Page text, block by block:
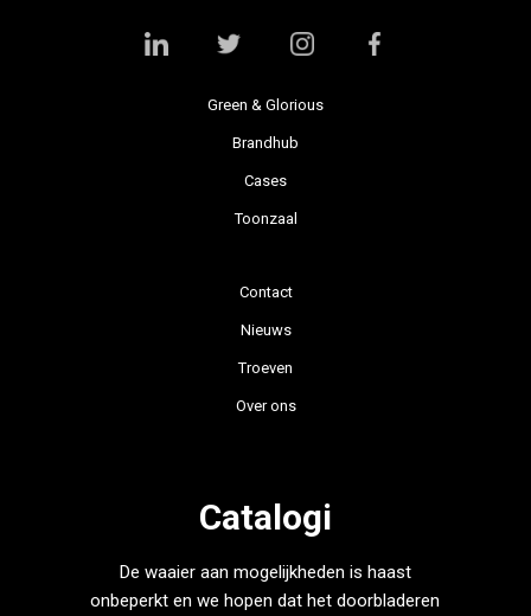
Green & Glorious
Brandhub
Cases
Toonzaal
Contact
Nieuws
Troeven
Over ons
Catalogi
De waaier aan mogelijkheden is haast
onbeperkt en we hopen dat het doorbladeren